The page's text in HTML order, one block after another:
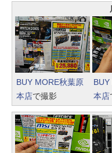
BUY MORE秋葉原
本店で撮影
本店